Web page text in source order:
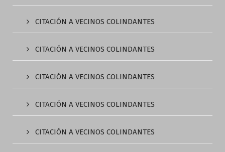
CITACIÓN A VECINOS COLINDANTES
CITACIÓN A VECINOS COLINDANTES
CITACIÓN A VECINOS COLINDANTES
CITACIÓN A VECINOS COLINDANTES
CITACIÓN A VECINOS COLINDANTES